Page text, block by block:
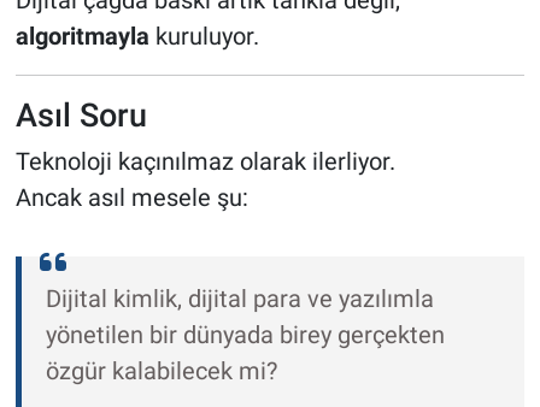
algoritmayla kuruluyor.
Asıl Soru
Teknoloji kaçınılmaz olarak ilerliyor.
Ancak asıl mesele şu:
Dijital kimlik, dijital para ve yazılımla
yönetilen bir dünyada birey gerçekten
özgür kalabilecek mi?